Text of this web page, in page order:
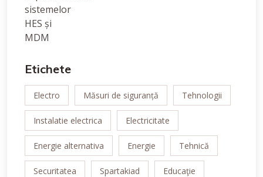
Etichete
Electro Măsuri de siguranță Tehnologii
Instalatie electrica Electricitate
Energie alternativa Energie Tehnică
Securitatea Spartakiad Educaţie